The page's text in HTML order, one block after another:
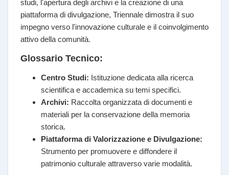
studi, l'apertura degli archivi e la creazione di una
piattaforma di divulgazione, Triennale dimostra il suo
impegno verso l'innovazione culturale e il coinvolgimento
attivo della comunità.
Glossario Tecnico:
Centro Studi: Istituzione dedicata alla ricerca
scientifica e accademica su temi specifici.
Archivi: Raccolta organizzata di documenti e
materiali per la conservazione della memoria
storica.
Piattaforma di Valorizzazione e Divulgazione:
Strumento per promuovere e diffondere il
patrimonio culturale attraverso varie modalità.